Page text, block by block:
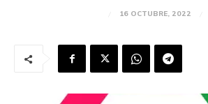
16 OCTUBRE, 2022